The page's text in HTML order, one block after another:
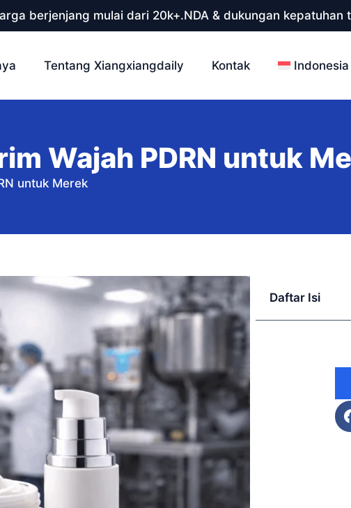
berjenjang mulai dari 20k+.NDA & dukungan kepatuhan
Tentang Xiangxiangdaily Kontak Indonesia
Wajah PDRN untuk
untuk Merek
Daftar Isi